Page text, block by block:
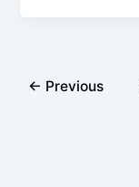
← Previous